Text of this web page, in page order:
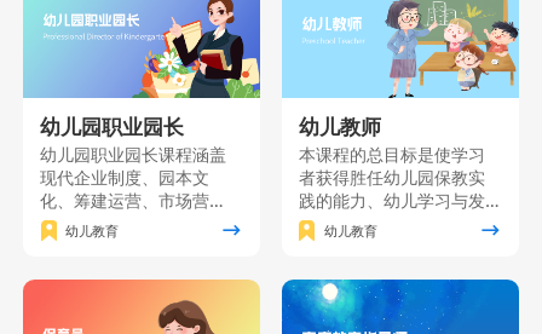
幼儿园职业园长
幼儿园职业园长课程涵盖
现代企业制度、园本文
化、筹建运营、市场营
销、园长职业素质、课程
创新及资源分析等关键知
维的职业园长，为幼儿园
幼儿教育
幼儿教师
本课程的总目标是使学习
者获得胜任幼儿园保教实
践的能力、幼儿学习与发
展的研究能力自我发展的
能力，并树立“师德为先、
童为本”的教育理念。主要
面向准备从事幼儿园、托
幼儿教育